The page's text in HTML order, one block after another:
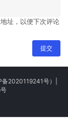
址，以便下次评论
提交
备2020119241号）